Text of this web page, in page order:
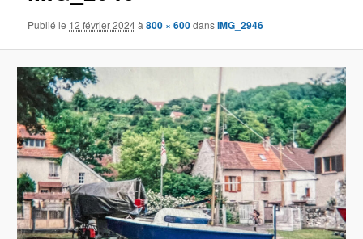
Publié le 12 février 2024à800 × 600dansIMG_2946